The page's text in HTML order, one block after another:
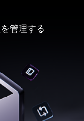
管理する